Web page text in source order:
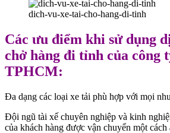
dich-vu-xe-tai-cho-hang-di-tinh
Các ưu điểm khi sử dụng
chở hàng đi tỉnh của công
TPHCM:
Đa dạng các loại xe tải phù hợp với mọi
Đội ngũ tài xế chuyên nghiệp và kinh
của khách hàng được vận chuyển một cách